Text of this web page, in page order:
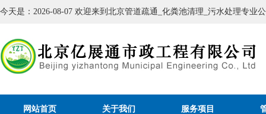
今天是：2026-08-07 欢迎来到北京管道疏通_化粪池清理_污水处理专业
网站首页 关于我们 服务项目